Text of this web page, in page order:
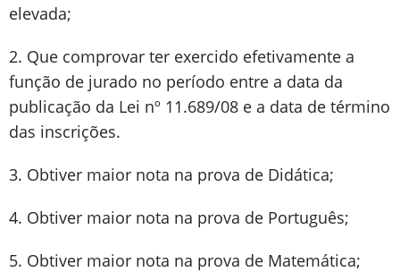
elevada;
2. Que comprovar ter exercido efetivamente a
função de jurado no período entre a data da
publicação da Lei nº 11.689/08 e a data de término
das inscrições.
3. Obtiver maior nota na prova de Didática;
4. Obtiver maior nota na prova de Português;
5. Obtiver maior nota na prova de Matemática;